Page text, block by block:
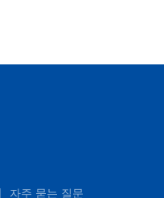
자주 묻는 질문